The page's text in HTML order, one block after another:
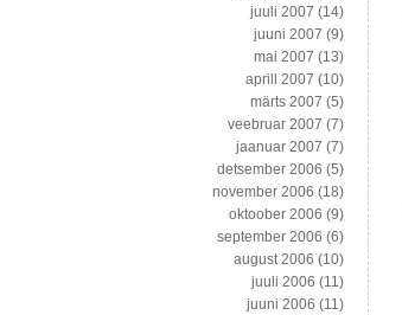
juuli 2007 (14)
juuni 2007 (9)
mai 2007 (13)
aprill 2007 (10)
märts 2007 (5)
veebruar 2007 (7)
jaanuar 2007 (7)
detsember 2006 (5)
november 2006 (18)
oktoober 2006 (9)
september 2006 (6)
august 2006 (10)
juuli 2006 (11)
juuni 2006 (11)